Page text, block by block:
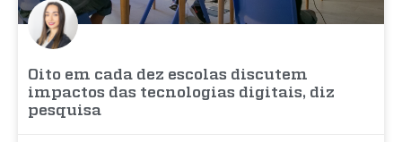
Oito em cada dez escolas discutem
impactos das tecnologias digitais, diz
pesquisa